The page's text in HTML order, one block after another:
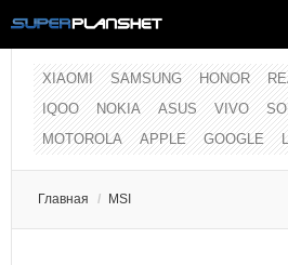
XIAOMI SAMSUNG HONOR
IQOO
NOKIA ASUS VIVO
MOTOROLA
APPLE GOOGLE
Главная / MSI